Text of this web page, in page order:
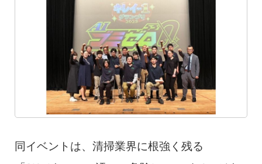
同イベントは、清掃業界に根強く残る